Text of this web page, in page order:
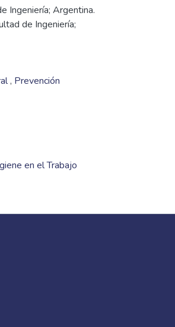
Ingeniería; Argentina.
de Ingeniería;
, Prevención
en el Trabajo